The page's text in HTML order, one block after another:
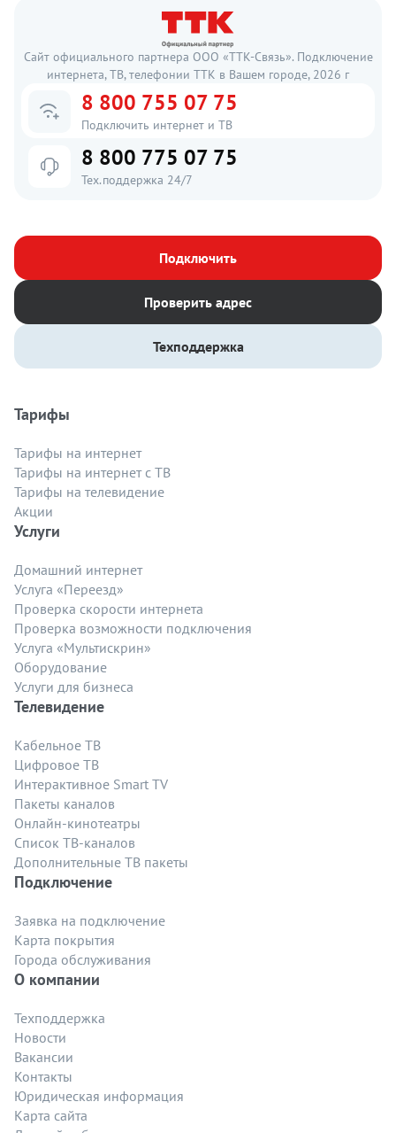
Сайт официального партнера ООО «ТТК-Связь». Подключение
интернета, ТВ, телефонии ТТК в Вашем городе, 2026 г
8 800 755 07 75
Подключить интернет и ТВ
8 800 775 07 75
Тех.поддержка 24/7
Подключить
Проверить адрес
Техподдержка
Тарифы
Тарифы на интернет
Тарифы на интернет с ТВ
Тарифы на телевидение
Акции
Услуги
Домашний интернет
Услуга «Переезд»
Проверка скорости интернета
Проверка возможности подключения
Услуга «Мультискрин»
Оборудование
Услуги для бизнеса
Телевидение
Кабельное ТВ
Цифровое ТВ
Интерактивное Smart TV
Пакеты каналов
Онлайн-кинотеатры
Список ТВ-каналов
Дополнительные ТВ пакеты
Подключение
Заявка на подключение
Карта покрытия
Города обслуживания
О компании
Техподдержка
Новости
Вакансии
Контакты
Юридическая информация
Карта сайта